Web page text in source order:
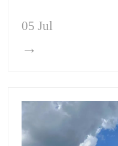
05 Jul
→